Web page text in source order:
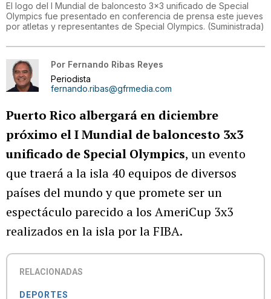
El logo del I Mundial de baloncesto 3x3 unificado de Special
Olympics fue presentado en conferencia de prensa este jueves
por atletas y representantes de Special Olympics. (Suministrada)
Por Fernando Ribas Reyes
Periodista
fernando.ribas@gfrmedia.com
Puerto Rico albergará en diciembre
próximo el I Mundial de baloncesto 3x3
unificado de Special Olympics, un evento
que traerá a la isla 40 equipos de diversos
países del mundo y que promete ser un
espectáculo parecido a los AmeriCup 3x3
realizados en la isla por la FIBA.
RELACIONADAS
DEPORTES